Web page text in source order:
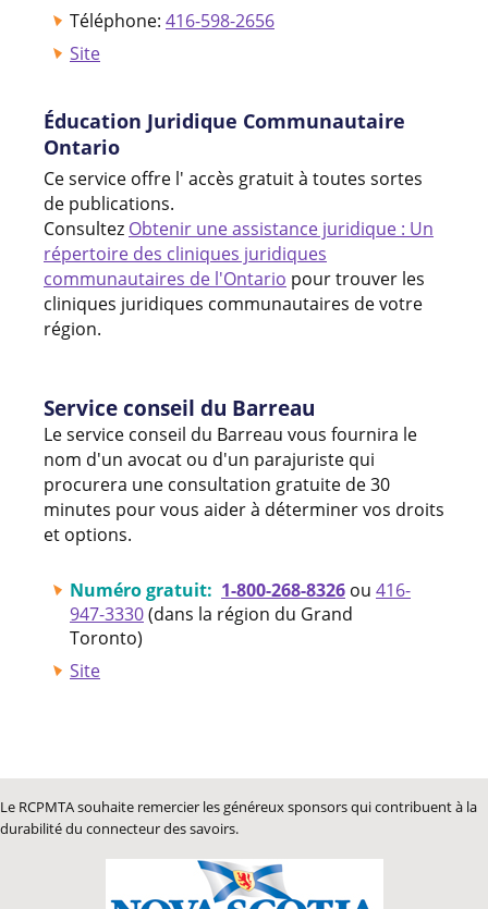
Téléphone: 416-598-2656
Site
Éducation Juridique Communautaire
Ontario
Ce service offre l' accès gratuit à toutes sortes
de publications.
Consultez Obtenir une assistance juridique : Un
répertoire des cliniques juridiques
communautaires de l'Ontario pour trouver les
cliniques juridiques communautaires de votre
région.
Service conseil du Barreau
Le service conseil du Barreau vous fournira le
nom d'un avocat ou d'un parajuriste qui
procurera une consultation gratuite de 30
minutes pour vous aider à déterminer vos droits
et options.
Numéro gratuit: 1-800-268-8326 ou 416-
947-3330(dans la région du Grand
Toronto)
Site
Le RCPMTA souhaite remercier les généreux sponsors qui contribuent à la
durabilité du connecteur des savoirs.